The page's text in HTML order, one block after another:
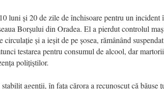
luni și 20 de zile de închisoare pentru un incident
Borșului din Oradea. El a pierdut controlul
și a ieșit de pe șosea, rămânând
testarea pentru consumul de alcool, dar
polițiștilor.
agenții, în fața cărora a recunoscut că băuse